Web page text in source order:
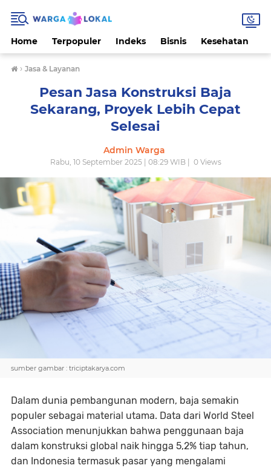
Home Terpopuler Indeks Bisnis Kesehatan
› Jasa & Layanan
Pesan Jasa Konstruksi Baja
Sekarang, Proyek Lebih Cepat
Selesai
Admin Warga
Rabu, 10 September 2025 | 08:29 WIB | 0Views
sumber gambar : triciptakarya.com
Dalam dunia pembangunan modern, baja semakin
populer sebagai material utama. Data dari World Steel
Association menunjukkan bahwa penggunaan baja
dalam konstruksi global naik hingga 5,2% tiap tahun,
dan Indonesia termasuk pasar yang mengalami